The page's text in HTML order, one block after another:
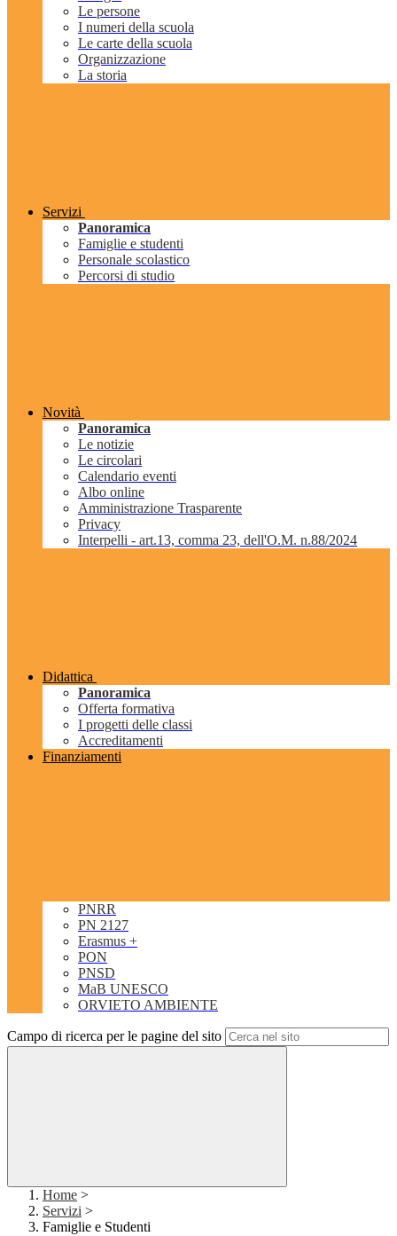
Le persone
I numeri della scuola
Le carte della scuola
Organizzazione
La storia
Servizi
Panoramica
Famiglie e studenti
Personale scolastico
Percorsi di studio
Novità
Panoramica
Le notizie
Le circolari
Calendario eventi
Albo online
Amministrazione Trasparente
Privacy
Interpelli - art.13, comma 23, dell'O.M. n.88/2024
Didattica
Panoramica
Offerta formativa
I progetti delle classi
Accreditamenti
Finanziamenti
PNRR
PN 2127
Erasmus +
PON
PNSD
MaB UNESCO
ORVIETO AMBIENTE
Campo di ricerca per le pagine del sito
Home >
Servizi >
Famiglie e Studenti